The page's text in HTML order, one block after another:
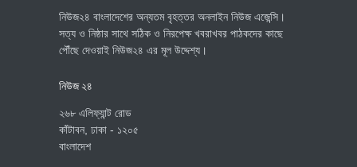
নিউজ২৪ বাংলাদেশের অন্যতম বৃহত্তর অনলাইন নিউজ এজেন্সি।
সত্য ও নিষ্ঠার সাথে সঠিক ও নিরপেক্ষ খবরাখবর পাঠকদের কাছে
পৌঁছে দেওয়াই নিউজ২৪ এর মূল উদ্দেশ্য।
নিউজ ২৪
২৬৮ এলিফ্যান্ট রোড
কাঁটাবন, ঢাকা - ১২০৫
বাংলাদেশ